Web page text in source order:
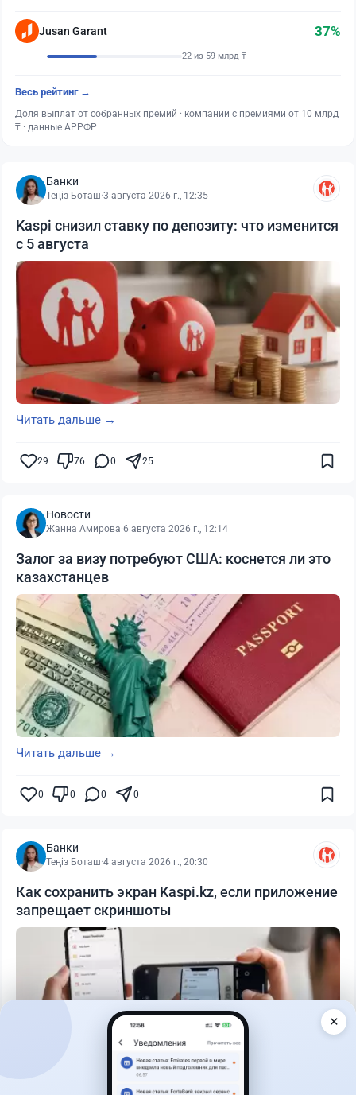
Jusan Garant 37%
22 из 59 млрд ₸
Весь рейтинг →
Доля выплат от собранных премий · компании с премиями от 10 млрд
₸ · данные АРРФР
Банки
Теңіз Боташ·3 августа 2026 г., 12:35
Kaspi снизил ставку по депозиту: что изменится
с 5 августа
Читать дальше →
29 76 0 25
Новости
Жанна Амирова·6 августа 2026 г., 12:14
Залог за визу потребуют США: коснется ли это
казахстанцев
Читать дальше →
0 0 0 0
Банки
Теңіз Боташ·4 августа 2026 г., 20:30
Как сохранить экран Kaspi.kz, если приложение
запрещает скриншоты
✕